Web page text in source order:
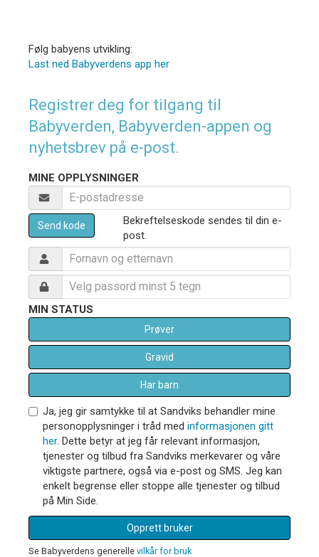
Følg babyens utvikling:
Last ned Babyverdens app her
Registrer deg for tilgang til
Babyverden, Babyverden-appen og
nyhetsbrev på e-post.
MINE OPPLYSNINGER
Send kode
Bekreftelseskode sendes til din e-
post.
MIN STATUS
Prøver
Gravid
Har barn
Ja, jeg gir samtykke til at Sandviks behandler mine
personopplysninger i tråd med informasjonen gitt
her. Dette betyr at jeg får relevant informasjon,
tjenester og tilbud fra Sandviks merkevarer og våre
viktigste partnere, også via e-post og SMS. Jeg kan
enkelt begrense eller stoppe alle tjenester og tilbud
på Min Side.
Opprett bruker
Se Babyverdens generelle vilkår for bruk